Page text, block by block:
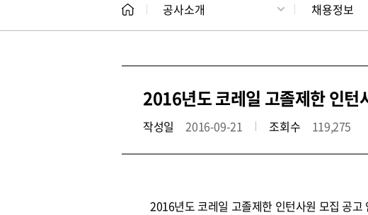
공사소개 채용정보
2016년도 코레일 고졸제한 인턴
작성일 2016-09-21 조회수 119,275
2016년도 코레일 고졸제한 인턴사원 모집 공고